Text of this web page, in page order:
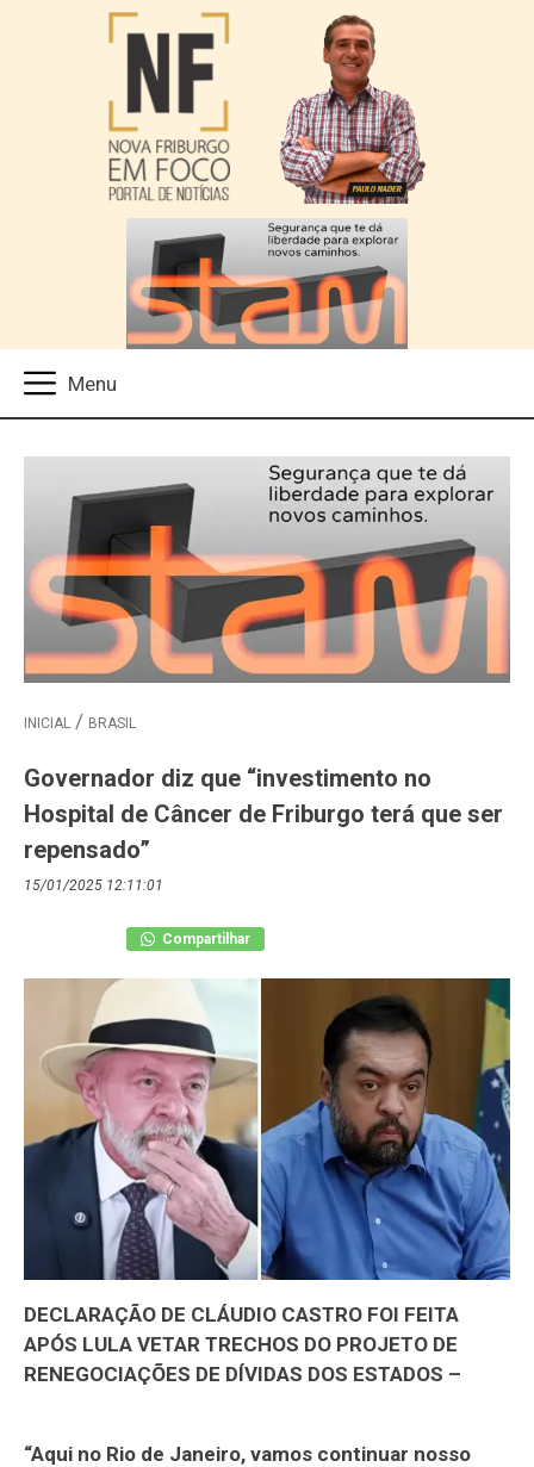
INICIAL BRASIL
Governador diz que “investimento no
Hospital de Câncer de Friburgo terá que ser
repensado”
15/01/2025 12:11:01
Compartilhar
DECLARAÇÃO DE CLÁUDIO CASTRO FOI FEITA
APÓS LULA VETAR TRECHOS DO PROJETO DE
RENEGOCIAÇÕES DE DÍVIDAS DOS ESTADOS –
“Aqui no Rio de Janeiro, vamos continuar nosso